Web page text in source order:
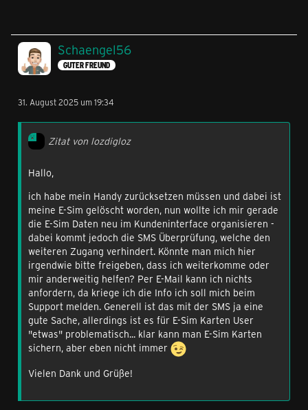
Schaengel56
GUTER FREUND
31. August 2025 um 19:34
Zitat von lozdigloz
Hallo,
ich habe mein Handy zurücksetzen müssen und dabei ist
meine E-Sim gelöscht worden, nun wollte ich mir gerade
die E-Sim Daten neu im Kundeninterface organisieren -
dabei kommt jedoch die SMS Überprüfung, welche den
weiteren Zugang verhindert. Könnte man mich hier
irgendwie bitte freigeben, dass ich weiterkomme oder
mir anderweitig helfen? Per E-Mail kann ich nichts
anfordern, da kriege ich die Info ich soll mich beim
Support melden. Generell ist das mit der SMS ja eine
gute Sache, allerdings ist es für E-Sim Karten User
"etwas" problematisch... klar kann man E-Sim Karten
sichern, aber eben nicht immer
Vielen Dank und Grüße!